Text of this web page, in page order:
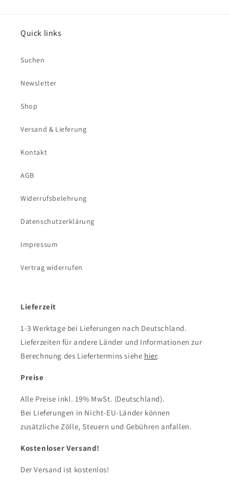
Quick links
Suchen
Newsletter
Shop
Versand & Lieferung
Kontakt
AGB
Widerrufsbelehrung
Datenschutzerklärung
Impressum
Vertrag widerrufen
Lieferzeit
1-3 Werktage bei Lieferungen nach Deutschland.
Lieferzeiten für andere Länder und Informationen zur
Berechnung des Liefertermins siehe hier.
Preise
Alle Preise inkl. 19% MwSt. (Deutschland).
Bei Lieferungen in Nicht-EU-Länder können
zusätzliche Zölle, Steuern und Gebühren anfallen.
Kostenloser Versand!
Der Versand ist kostenlos!